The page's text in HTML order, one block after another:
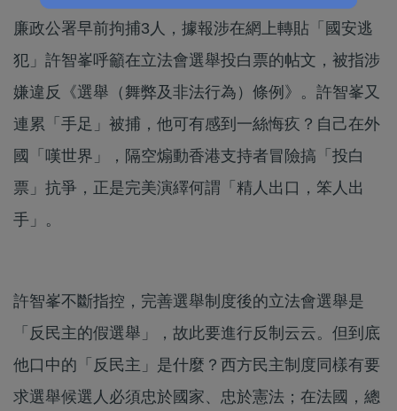
廉政公署早前拘捕3人，據報涉在網上轉貼「國安逃
犯」許智峯呼籲在立法會選舉投白票的帖文，被指涉
嫌違反《選舉（舞弊及非法行為）條例》。許智峯又
連累「手足」被捕，他可有感到一絲悔疚？自己在外
國「嘆世界」，隔空煽動香港支持者冒險搞「投白
票」抗爭，正是完美演繹何謂「精人出口，笨人出
手」。
許智峯不斷指控，完善選舉制度後的立法會選舉是
「反民主的假選舉」，故此要進行反制云云。但到底
他口中的「反民主」是什麼？西方民主制度同樣有要
求選舉候選人必須忠於國家、忠於憲法；在法國，總